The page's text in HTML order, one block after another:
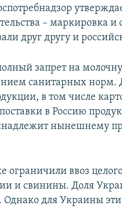
– маркировка и
друг другу и
запрет на
санитарных норм.
в том числе
в Россию
нынешнему
ограничили ввоз
и свинины. Доля
Однако для Украины